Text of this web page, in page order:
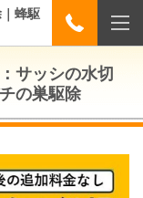
蜂駆
サッシの水切
の巣駆除